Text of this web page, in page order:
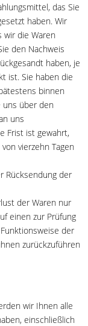
das Sie
haben. Wir
wir die Waren
den Nachweis
haben, je
ist. Sie haben die
binnen
uns über den
uns
Frist ist gewahrt,
vierzehn Tagen
Rücksendung der
der Waren nur
einen zur Prüfung
der
zurückzuführen
wir Ihnen alle
einschließlich